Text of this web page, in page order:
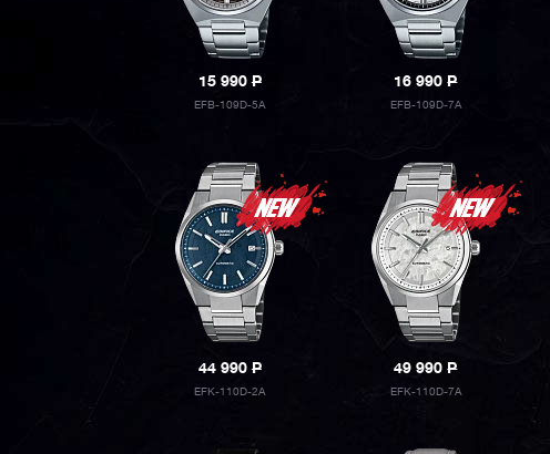
15 990P
EFB-109D-5A
16 990P
EFB-109D-7A
44 990P
EFK-110D-2A
49 990P
EFK-110D-7A